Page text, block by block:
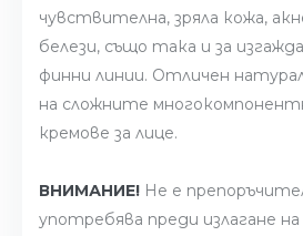
чувствителна, зряла кожа,
белези, също така и за
финни линии. Отличен
на сложните
кремове за лице.
ВНИМАНИЕ! Не е
употребява преди излагане на